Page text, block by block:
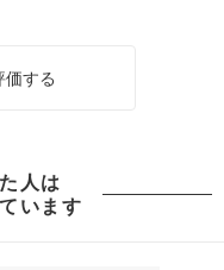
価する
人は
います